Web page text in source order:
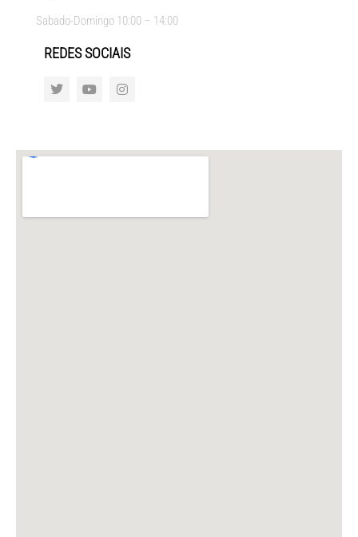
Sabado-Domingo 10:00 – 14:00
REDES SOCIAIS